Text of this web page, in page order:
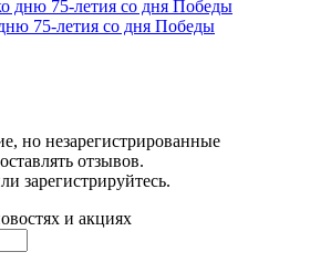
75-летия со дня Победы
но незарегистрированные
отзывов.
зарегистрируйтесь.
и акциях